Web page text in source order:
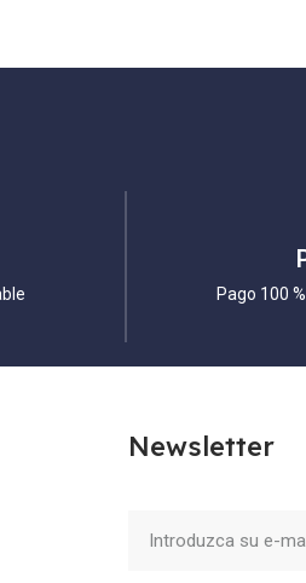
Pago 100
Newsletter